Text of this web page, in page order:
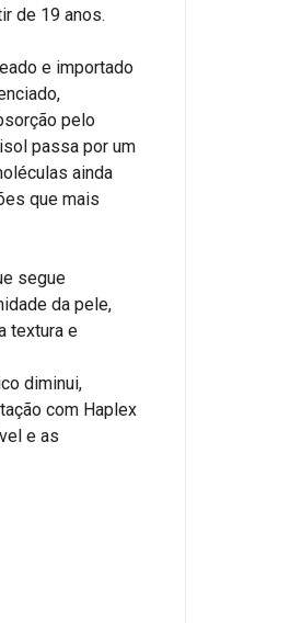
de 19 anos.
e importado
pelo
passa por um
ainda
que mais
segue
da pele,
textura e
diminui,
com Haplex
e as